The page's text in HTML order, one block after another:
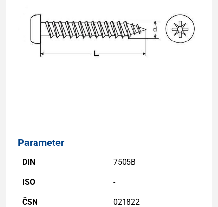
Parameter
DIN 7505B
ISO -
ČSN 021822